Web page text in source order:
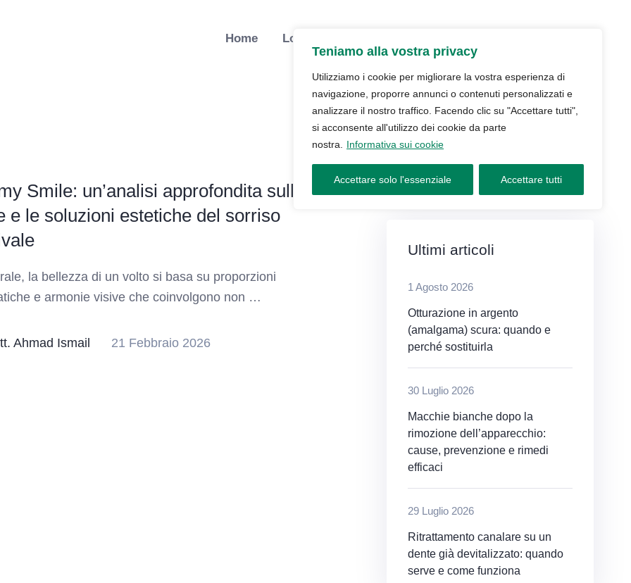
Teniamo alla vostra privacy
Utilizziamo i cookie per migliorare la vostra esperienza di
navigazione, proporre annunci o contenuti personalizzati e
analizzare il nostro traffico. Facendo clic su "Accettare tutti",
si acconsente all'utilizzo dei cookie da parte
nostra.
Informativa sui cookie
Accettare solo l'essenziale Accettare tutti
Home Lo Studio
Smile: un’analisi approfondita sulle
e le soluzioni estetiche del sorriso
la bellezza di un volto si basa su proporzioni
e armonie visive che coinvolgono non …
Ahmad Ismail 21 Febbraio 2026
Ultimi articoli
1 Agosto 2026
Otturazione in argento
(amalgama) scura: quando e
perché sostituirla
30 Luglio 2026
Macchie bianche dopo la
rimozione dell’apparecchio:
cause, prevenzione e rimedi
efficaci
29 Luglio 2026
Ritrattamento canalare su un
dente già devitalizzato: quando
serve e come funziona